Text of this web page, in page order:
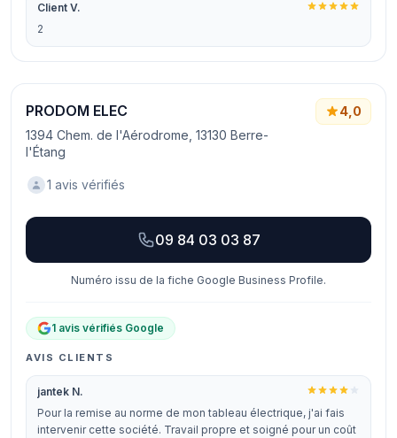
Client V.
2
PRODOM ELEC
1394 Chem. de l'Aérodrome, 13130 Berre-
l'Étang
4,0
1 avis vérifiés
09 84 03 03 87
Numéro issu de la fiche Google Business Profile.
1 avis vérifiés Google
AVIS CLIENTS
jantek N.
Pour la remise au norme de mon tableau électrique, j'ai fais
intervenir cette société. Travail propre et soigné pour un coût